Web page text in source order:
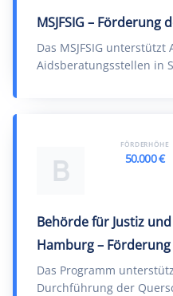
MSJFSIG – Förderung
Das MSJFSIG
Aidsberatungsstellen in
B
Behörde für Justiz
Hamburg –
Das Programm
Durchführung der
FÖRDERHÖHE
50.000 €